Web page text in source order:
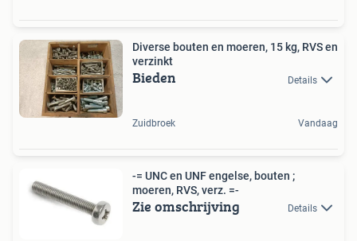
Diverse bouten en moeren, 15 kg, RVS en
verzinkt
Bieden Details
Zuidbroek Vandaag
-= UNC en UNF engelse, bouten ;
moeren, RVS, verz. =-
Zie omschrijving Details